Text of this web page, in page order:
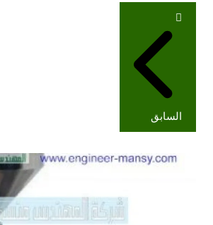
تصفّح
المقالات
السابق